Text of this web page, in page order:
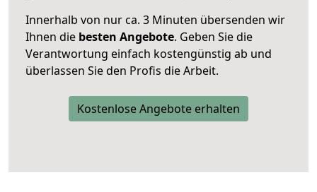
Innerhalb von nur ca. 3 Minuten übersenden wir
Ihnen die besten Angebote. Geben Sie die
Verantwortung einfach kostengünstig ab und
überlassen Sie den Profis die Arbeit.
Kostenlose Angebote erhalten